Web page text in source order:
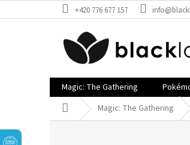
na
+420 776 677 157
Magic: The Gathering
Domů Magic: The Gathering